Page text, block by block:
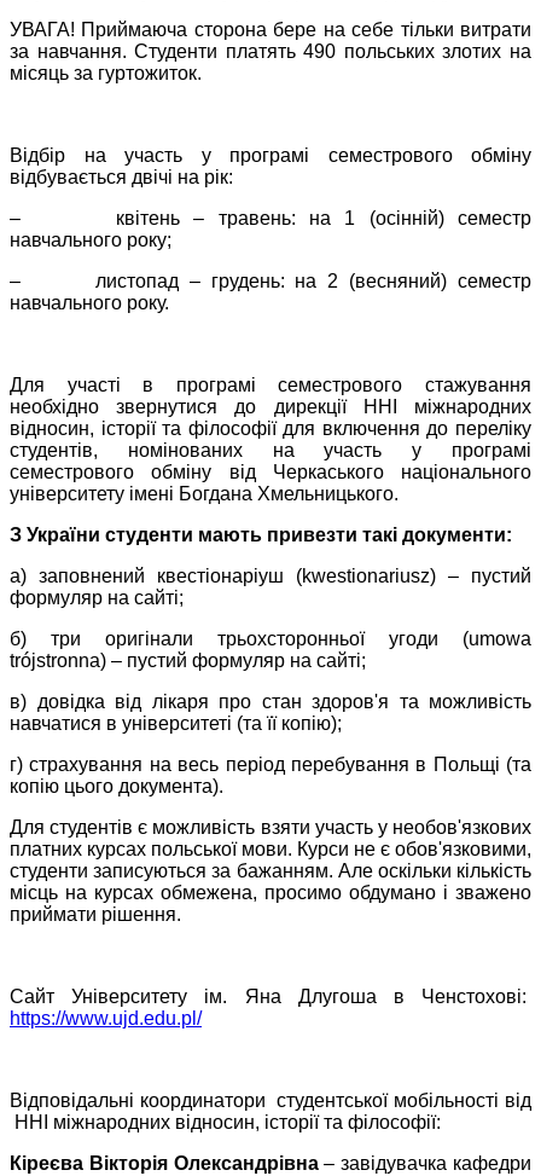
УВАГА! Приймаюча сторона бере на себе тільки витрати
за навчання. Студенти платять 490 польських злотих на
місяць за гуртожиток.
Відбір на участь у програмі семестрового обміну
відбувається двічі на рік:
– квітень – травень: на 1 (осінній) семестр
навчального року;
– листопад – грудень: на 2 (весняний) семестр
навчального року.
Для участі в програмі семестрового стажування
необхідно звернутися до дирекції ННІ міжнародних
відносин, історії та філософії для включення до переліку
студентів, номінованих на участь у програмі
семестрового обміну від Черкаського національного
університету імені Богдана Хмельницького.
З України студенти мають привезти такі документи:
а) заповнений квестіонаріуш (kwestionariusz) – пустий
формуляр на сайті;
б) три оригінали трьохсторонньої угоди (umowa
trójstronna) – пустий формуляр на сайті;
в) довідка від лікаря про стан здоров'я та можливість
навчатися в університеті (та її копію);
г) страхування на весь період перебування в Польщі (та
копію цього документа).
Для студентів є можливість взяти участь у необов'язкових
платних курсах польської мови. Курси не є обов'язковими,
студенти записуються за бажанням. Але оскільки кількість
місць на курсах обмежена, просимо обдумано і зважено
приймати рішення.
Сайт Університету ім. Яна Длугоша в Ченстохові:
https://www.ujd.edu.pl/
Відповідальні координатори студентської мобільності від
ННІ міжнародних відносин, історії та філософії:
Кіреєва Вікторія Олександрівна– завідувачка кафедри